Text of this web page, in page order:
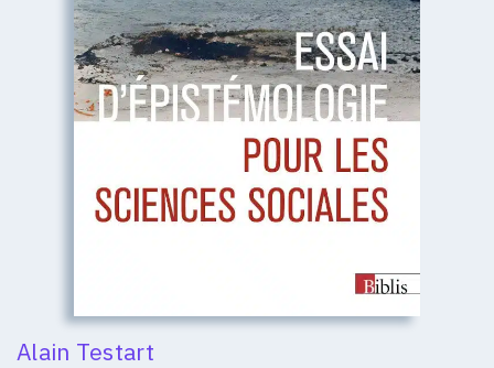
Alain Testart